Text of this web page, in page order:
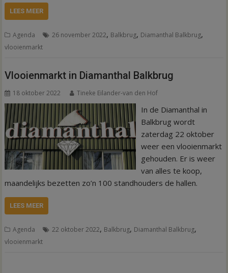
LEES MEER
Agenda 26 november 2022, Balkbrug, Diamanthal Balkbrug,
vlooienmarkt
Vlooienmarkt in Diamanthal Balkbrug
18 oktober 2022 Tineke Eilander-van den Hof
In de Diamanthal in
Balkbrug wordt
zaterdag 22 oktober
weer een vlooienmarkt
gehouden. Er is weer
van alles te koop,
maandelijks bezetten zo’n 100 standhouders de hallen.
LEES MEER
Agenda 22 oktober 2022, Balkbrug, Diamanthal Balkbrug,
vlooienmarkt